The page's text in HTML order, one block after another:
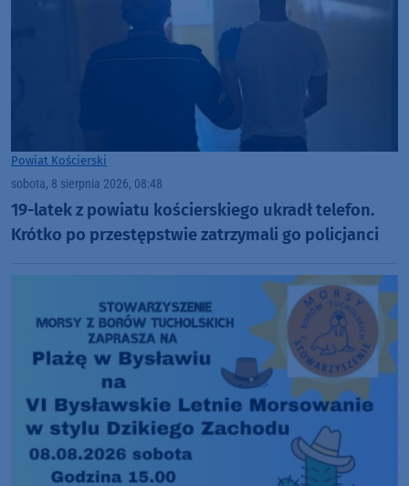
Powiat Kościerski
sobota, 8 sierpnia 2026, 08:48
19-latek z powiatu kościerskiego ukradł telefon.
Krótko po przestępstwie zatrzymali go policjanci